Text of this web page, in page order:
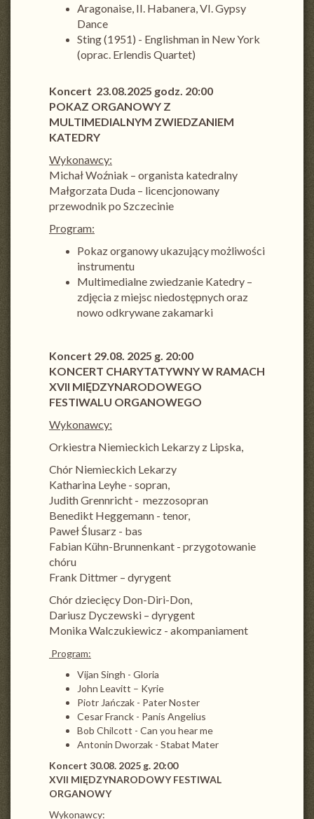
Aragonaise, II. Habanera, VI. Gypsy
Dance
Sting (1951) - Englishman in New York
(oprac. Erlendis Quartet)
Koncert 23.08.2025 godz. 20:00
POKAZ ORGANOWY Z
MULTIMEDIALNYM ZWIEDZANIEM
KATEDRY
Wykonawcy:
Michał Woźniak – organista katedralny
Małgorzata Duda – licencjonowany
przewodnik po Szczecinie
Program:
Pokaz organowy ukazujący możliwości
instrumentu
Multimedialne zwiedzanie Katedry –
zdjęcia z miejsc niedostępnych oraz
nowo odkrywane zakamarki
Koncert 29.08. 2025 g. 20:00
KONCERT CHARYTATYWNY W RAMACH
XVII MIĘDZYNARODOWEGO
FESTIWALU ORGANOWEGO
Wykonawcy:
Orkiestra Niemieckich Lekarzy z Lipska,
Chór Niemieckich Lekarzy
Katharina Leyhe - sopran,
Judith Grennricht - mezzosopran
Benedikt Heggemann - tenor,
Paweł Ślusarz - bas
Fabian Kühn-Brunnenkant - przygotowanie
chóru
Frank Dittmer – dyrygent
Chór dziecięcy Don-Diri-Don,
Dariusz Dyczewski – dyrygent
Monika Walczukiewicz - akompaniament
Program:
Vijan Singh - Gloria
John Leavitt – Kyrie
Piotr Jańczak - Pater Noster
Cesar Franck - Panis Angelius
Bob Chilcott - Can you hear me
Antonin Dworzak - Stabat Mater
Koncert 30.08. 2025 g. 20:00
XVII MIĘDZYNARODOWY FESTIWAL
ORGANOWY
Wykonawcy: